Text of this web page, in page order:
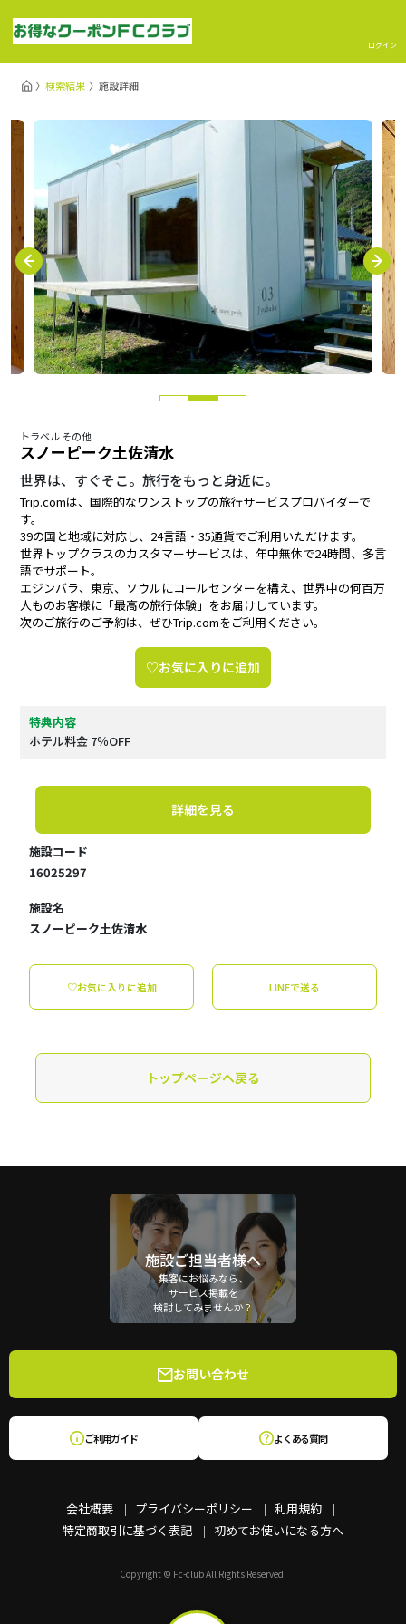
ログイン
検索結果 施設詳細
トラベル その他
スノーピーク土佐清水
世界は、すぐそこ。旅行をもっと身近に。
Trip.comは、国際的なワンストップの旅行サービスプロバイダーで
す。
39の国と地域に対応し、24言語・35通貨でご利用いただけます。
世界トップクラスのカスタマーサービスは、年中無休で24時間、多言
語でサポート。
エジンバラ、東京、ソウルにコールセンターを構え、世界中の何百万
人ものお客様に「最高の旅行体験」をお届けしています。
次のご旅行のご予約は、ぜひTrip.comをご利用ください。
♡お気に入りに追加
特典内容
ホテル料金 7％OFF
詳細を見る
施設コード
16025297
施設名
スノーピーク土佐清水
♡お気に入りに追加 LINEで送る
トップページへ戻る
施設ご担当者様へ
集客にお悩みなら、
サービス掲載を
検討してみませんか？
会社概要 プライバシーポリシー
利用規約
特定商取引に基づく表記
初めてお使いになる方へ
お問い合わせ
ご利用ガイド よくある質問
Copyright © Fc-club All Rights Reserved.